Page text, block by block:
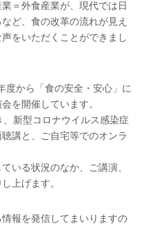
＝外食産業が、現代では日
ど、食の改革の流れが見え
をいただくことができまし
度から「食の安全・安心」に
を開催しています。
新型コロナウイルス感染症
講と、ご自宅等でのオンラ
いる状況のなか、ご講演、
上げます。
報を発信してまいりますの